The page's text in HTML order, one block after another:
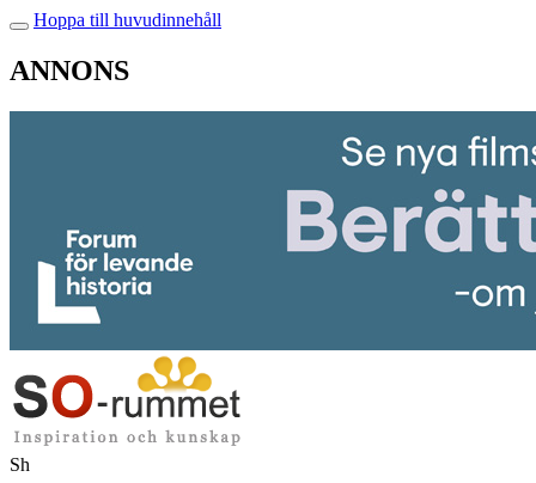
Hoppa till huvudinnehåll
ANNONS
Sh